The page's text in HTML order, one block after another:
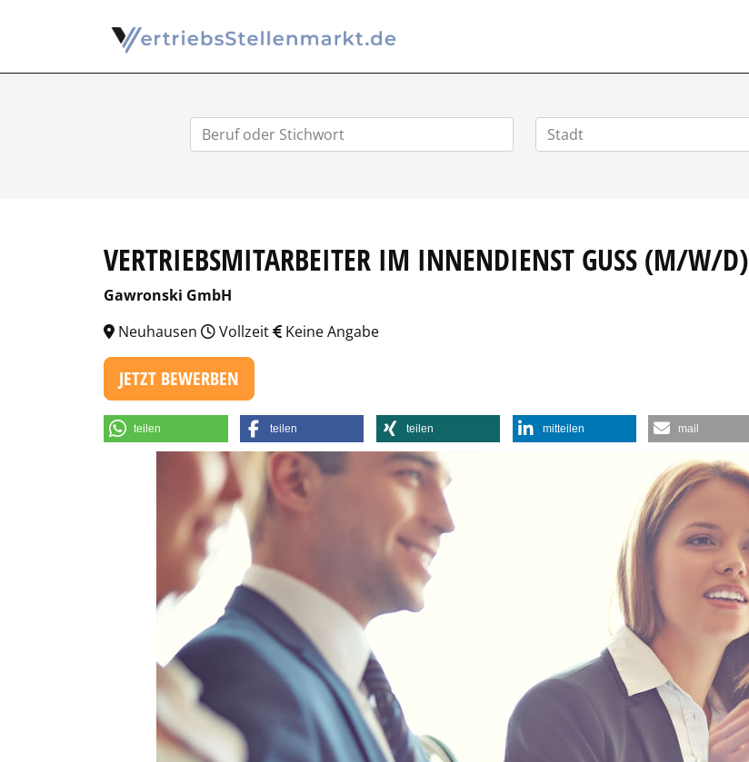
VERTRIEBSMITARBEITER IM INNENDIENST GUSS (M/W/D)
Gawronski GmbH
Neuhausen
Vollzeit Keine Angabe
JETZT BEWERBEN
teilen teilen teilen mitteilen mail